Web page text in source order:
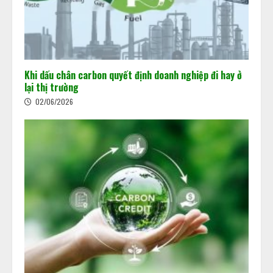
Khi dấu chân carbon quyết định doanh nghiệp đi hay ở
lại thị trường
02/06/2026
doanh nghiệp đi hay ở lại thị trường
02/06/2026
Chuẩn bị “luật chơi” mới của Sàn
4
Minh bạch MRV: Nền tảng cho thị
trường tín chỉ carbon
15/05/2026
Thị trường Các-bon: Cơ hội và tiềm
năng
08/05/2026